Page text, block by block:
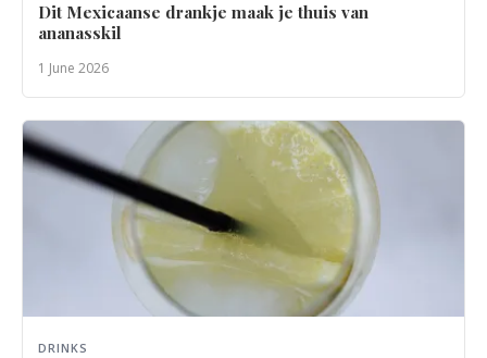
Dit Mexicaanse drankje maak je thuis van
ananasskil
1 June 2026
DRINKS